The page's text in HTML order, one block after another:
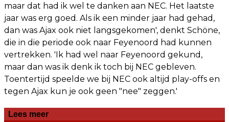
maar dat had ik wel te danken aan NEC. Het laatste
jaar was erg goed. Als ik een minder jaar had gehad,
dan was Ajax ook niet langsgekomen', denkt Schöne,
die in die periode ook naar Feyenoord had kunnen
vertrekken. 'Ik had wel naar Feyenoord gekund,
maar dan was ik denk ik toch bij NEC gebleven.
Toentertijd speelde we bij NEC ook altijd play-offs en
tegen Ajax kun je ook geen "nee" zeggen.'